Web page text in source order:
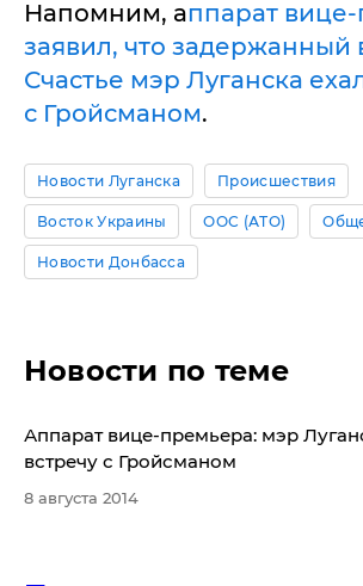
Напомним, аппарат
заявил, что задержанный
Счастье мэр Луганска
с Гройсманом.
Новости Луганска Происшествия
Восток Украины ООС (АТО)
Новости Донбасса
Новости по теме
​Аппарат вице-премьера: мэр
встречу с Гройсманом
8 августа 2014